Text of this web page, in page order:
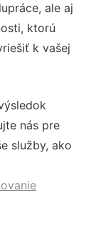
ale aj
ktorú
k vašej
nás pre
služby, ako